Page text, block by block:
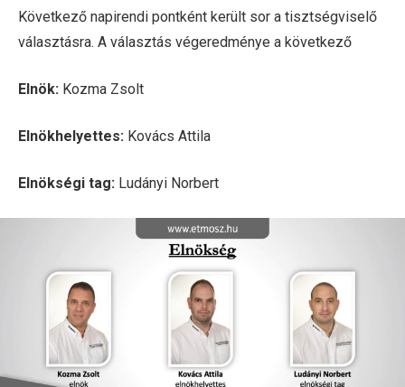
Következő napirendi pontként került sor a tisztségviselő
választásra. A választás végeredménye a következő
Elnök: Kozma Zsolt
Elnökhelyettes: Kovács Attila
Elnökségi tag: Ludányi Norbert